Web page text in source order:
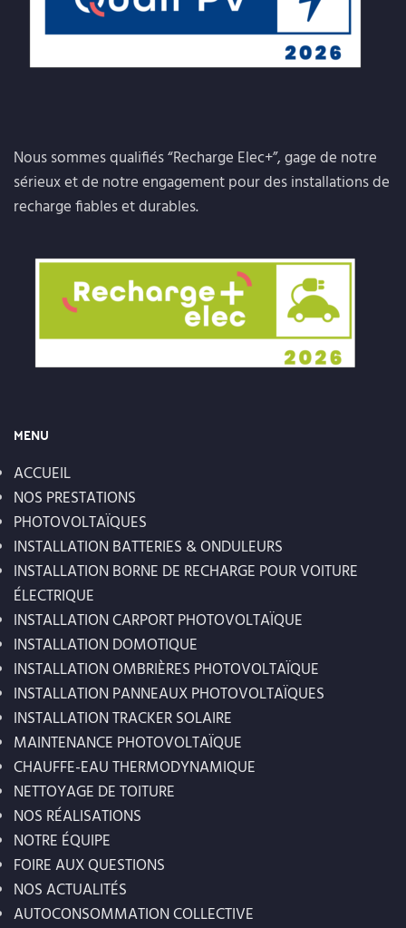
Nous sommes qualifiés “Recharge Elec+”, gage de notre
sérieux et de notre engagement pour des installations de
recharge fiables et durables.
MENU
ACCUEIL
NOS PRESTATIONS
PHOTOVOLTAÏQUES
INSTALLATION BATTERIES & ONDULEURS
INSTALLATION BORNE DE RECHARGE POUR VOITURE
ÉLECTRIQUE
INSTALLATION CARPORT PHOTOVOLTAÏQUE
INSTALLATION DOMOTIQUE
INSTALLATION OMBRIÈRES PHOTOVOLTAÏQUE
INSTALLATION PANNEAUX PHOTOVOLTAÏQUES
INSTALLATION TRACKER SOLAIRE
MAINTENANCE PHOTOVOLTAÏQUE
CHAUFFE-EAU THERMODYNAMIQUE
NETTOYAGE DE TOITURE
NOS RÉALISATIONS
NOTRE ÉQUIPE
FOIRE AUX QUESTIONS
NOS ACTUALITÉS
AUTOCONSOMMATION COLLECTIVE